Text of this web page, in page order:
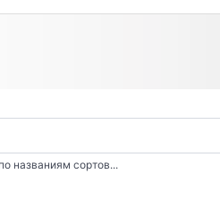
названиям сортов...